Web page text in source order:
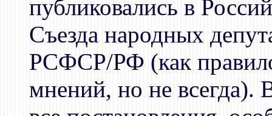
публиковались в
Съезда народных
РСФСР/РФ (как
мнений, но не всегда).